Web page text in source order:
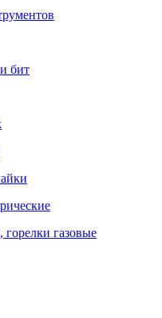
бит
газовые